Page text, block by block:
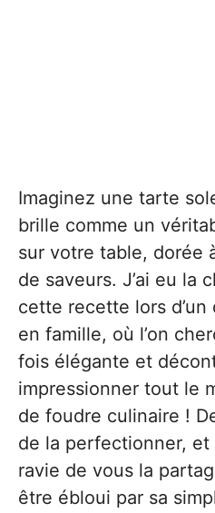
Imaginez une tarte
brille comme un
sur votre table, dorée
de saveurs. J’ai eu la
cette recette lors
en famille, où l’on
fois élégante et
impressionner tout le
de foudre culinaire !
de la perfectionner, et
ravie de vous la
être ébloui par sa